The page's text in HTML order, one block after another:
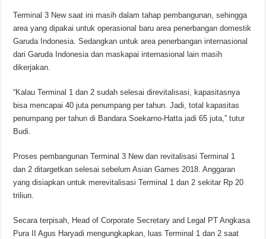
Terminal 3 New saat ini masih dalam tahap pembangunan, sehingga
area yang dipakai untuk operasional baru area penerbangan domestik
Garuda Indonesia. Sedangkan untuk area penerbangan internasional
dari Garuda Indonesia dan maskapai internasional lain masih
dikerjakan.
“Kalau Terminal 1 dan 2 sudah selesai direvitalisasi, kapasitasnya
bisa mencapai 40 juta penumpang per tahun. Jadi, total kapasitas
penumpang per tahun di Bandara Soekarno-Hatta jadi 65 juta,” tutur
Budi.
Proses pembangunan Terminal 3 New dan revitalisasi Terminal 1
dan 2 ditargetkan selesai sebelum Asian Games 2018. Anggaran
yang disiapkan untuk merevitalisasi Terminal 1 dan 2 sekitar Rp 20
triliun.
Secara terpisah, Head of Corporate Secretary and Legal PT Angkasa
Pura II Agus Haryadi mengungkapkan, luas Terminal 1 dan 2 saat